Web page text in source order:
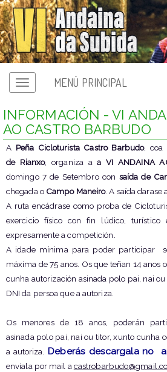
Menú principalMENÚ PRINCIPAL
INFORMACIÓN - VI
AO CASTRO BARBUDO
A Peña Cicloturista Castro Barbudo, coa
de Rianxo, organiza aa VI ANDAINA
domingo 7 de Setembro con saída de
chegada o Campo Maneiro. A saída darase
A ruta encádrase como proba de
exercicio físico con fin lúdico,
expresamente a competición.
A idade mínima para poder participar
máxima de 75 anos. Os que teñan 14
cunha autorización asinada polo pai, nai
DNI da persoa que a autoriza.
Os menores de 18 anos, poderán
asinada polo pai, nai ou titor, xunto cunha
a autoriza. Deberás descargala no
enviala por mail a